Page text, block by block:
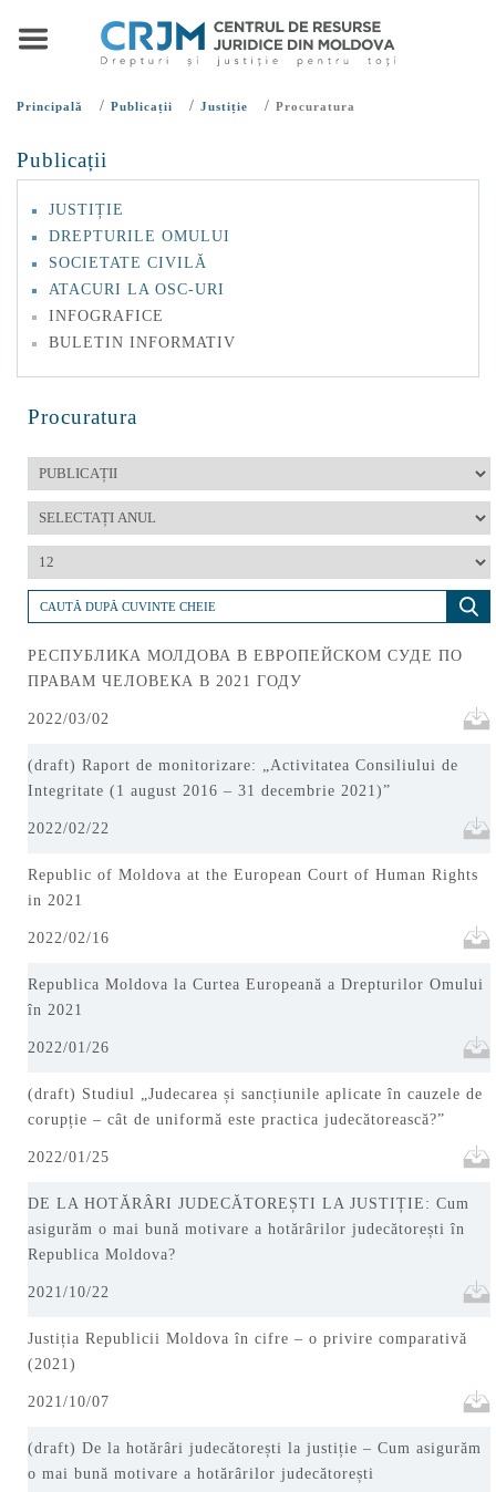
Principală / Publicații / Justiție / Procuratura
Publicații
JUSTIȚIE
DREPTURILE OMULUI
SOCIETATE CIVILĂ
ATACURI LA OSC-URI
INFOGRAFICE
BULETIN INFORMATIV
Procuratura
РЕСПУБЛИКА МОЛДОВА В ЕВРОПЕЙСКОМ СУДЕ ПО
ПРАВАМ ЧЕЛОВЕКА В 2021 ГОДУ
2022/03/02
(draft) Raport de monitorizare: „Activitatea Consiliului de
Integritate (1 august 2016 – 31 decembrie 2021)”
2022/02/22
Republic of Moldova at the European Court of Human Rights
in 2021
2022/02/16
Republica Moldova la Curtea Europeană a Drepturilor Omului
în 2021
2022/01/26
(draft) Studiul „Judecarea și sancțiunile aplicate în cauzele de
corupție – cât de uniformă este practica judecătorească?”
2022/01/25
DE LA HOTĂRÂRI JUDECĂTOREȘTI LA JUSTIȚIE: Cum
asigurăm o mai bună motivare a hotărârilor judecătorești în
Republica Moldova?
2021/10/22
Justiția Republicii Moldova în cifre – o privire comparativă
(2021)
2021/10/07
(draft) De la hotărâri judecătorești la justiție – Cum asigurăm
o mai bună motivare a hotărârilor judecătorești